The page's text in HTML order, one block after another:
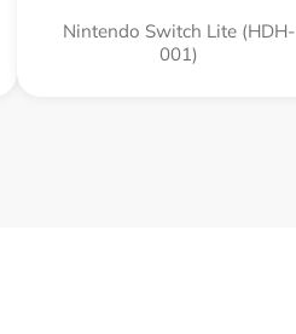
Nintendo Switch Lite (HDH-
001)